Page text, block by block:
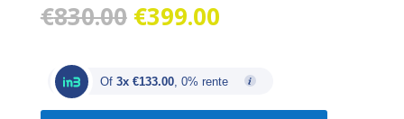
€830.00 Oorspronkelijke
prijs
€830.00.
€399.00Huidige
€399.00.
Of 3x €133.00, 0% rente